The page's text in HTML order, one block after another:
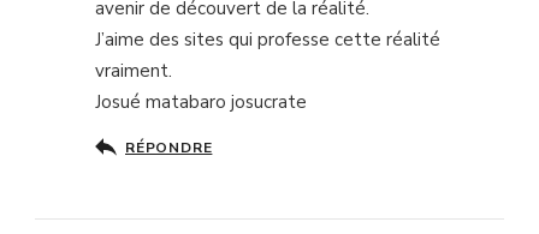
avenir de découvert de la réalité.
J’aime des sites qui professe cette réalité
vraiment.
Josué matabaro josucrate
RÉPONDRE